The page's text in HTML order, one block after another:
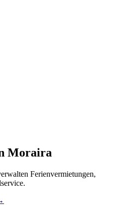
Moraira
Ferienvermietungen,